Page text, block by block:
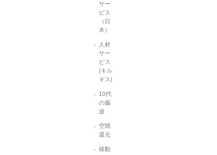
サー
ビス
（日
本）
人材
サー
ビス
(キル
ギス)
10代
の脳
波
空間
還元
移動